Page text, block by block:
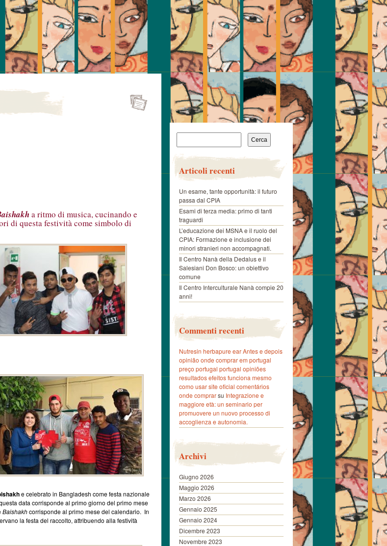
a ritmo di musica, cucinando e
di questa festività come simbolo di
e celebrato in Bangladesh come festa nazionale
data corrisponde al primo giorno del primo mese
Baishakhcorrisponde al primo mese del calendario. In
la festa del raccolto, attribuendo alla festività
Ricerca
Articoli recenti
Un esame, tante opportunità: il futuro
passa dal CPIA
Esami di terza media: primo di tanti
traguardi
L’educazione dei MSNA e il ruolo del
CPIA: Formazione e inclusione dei
minori stranieri non accompagnati.
Il Centro Nanà della Dedalus e il
Salesiani Don Bosco: un obiettivo
comune
Il Centro Interculturale Nanà compie 20
anni!
Commenti recenti
Nutresin herbapure ear Antes e depois
opinião onde comprar em portugal
preço portugal portugal opiniões
resultados efeitos funciona mesmo
como usar site oficial comentários
onde comprarsu Integrazione e
maggiore età: un seminario per
promuovere un nuovo processo di
accoglienza e autonomia.
Archivi
Giugno 2026
Maggio 2026
Marzo 2026
Gennaio 2025
Gennaio 2024
Dicembre 2023
Novembre 2023